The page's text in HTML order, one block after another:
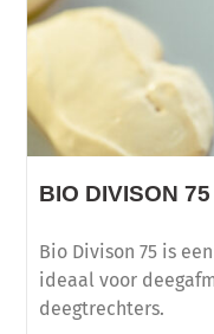
BIO DIVISON
Bio Divison 75 is
ideaal voor
deegtrechters.